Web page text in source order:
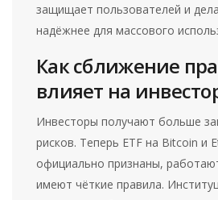
защищает пользователей и
надёжнее для массового
Как сближение
влияет на
Инвесторы получают больше
рисков. Теперь ETF на Bitcoin и
официально признаны,
имеют чёткие правила.